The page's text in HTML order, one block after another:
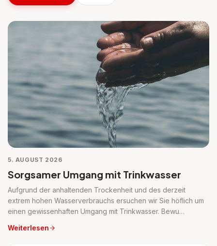
5. AUGUST 2026
Sorgsamer Umgang mit Trinkwasser
Aufgrund der anhaltenden Trockenheit und des derzeit
extrem hohen Wasserverbrauchs ersuchen wir Sie höflich um
einen gewissenhaften Umgang mit Trinkwasser. Bewu…
Weiterlesen